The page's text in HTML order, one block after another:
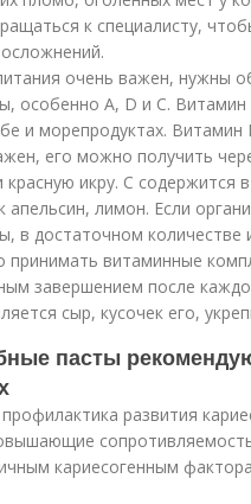
к специалисту,
очень важен, нужны
особенно A, D и C. Витамин
и морепродуктах. Витамин
его можно получить
красную икру. C содержится
апельсин, лимон. Если
в достаточном количестве
принимать витаминные
завершением после
сыр, кусочек его,
пасты
развития
кариесогенным